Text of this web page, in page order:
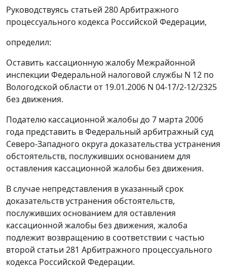
Руководствуясь статьей 280Арбитражного
процессуального кодекса Российской Федерации,
определил:
Оставить кассационную жалобу Межрайонной
инспекции Федеральной налоговой службы N 12 по
Вологодской области от 19.01.2006 N 04-17/2-12/2325
без движения.
Подателю кассационной жалобы до 7 марта 2006
года представить в Федеральный арбитражный суд
Северо-Западного округа доказательства устранения
обстоятельств, послуживших основанием для
оставления кассационной жалобы без движения.
В случае непредставления в указанный срок
доказательств устранения обстоятельств,
послуживших основанием для оставления
кассационной жалобы без движения, жалоба
подлежит возвращению в соответствии с частью
второй статьи 281 Арбитражного процессуального
кодекса Российской Федерации.